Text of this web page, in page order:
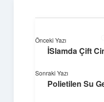
Deniz
Dalgalardan
Önceki Yazı
İSlamda Çift
Sonraki Yazı
Polietilen Su